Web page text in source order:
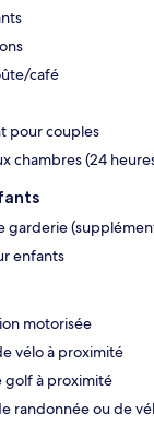
café
pour couples
chambres (24
garderie
enfants
motorisée
vélo à proximité
golf à proximité
randonnée ou de